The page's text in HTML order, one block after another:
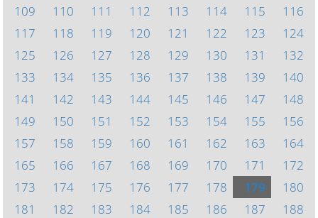
109
110 111 112 113 114 115
116
117
118 119 120 121 122 123
124
125
126 127 128 129 130 131
132
133
134 135 136 137 138 139
140
141
142 143 144 145 146 147
148
149
150 151 152 153 154 155
156
157
158 159 160 161 162 163
164
165
166 167 168 169 170 171
172
173
174 175 176 177 178 179
180
181
182 183 184 185 186 187
188